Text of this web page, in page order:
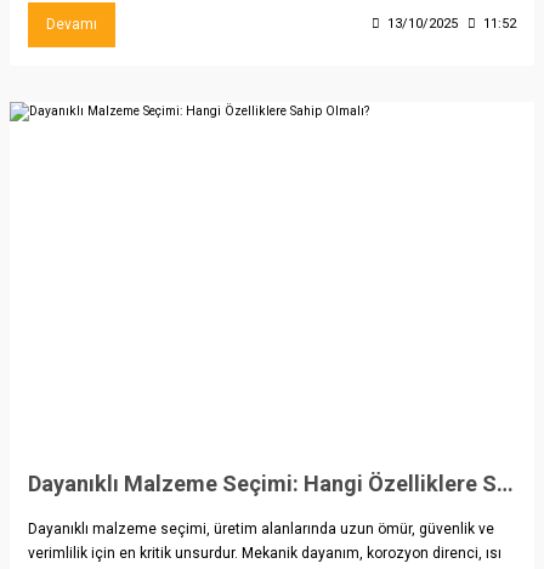
Devamı 13/10/2025 11:52
Dayanıklı Malzeme Seçimi: Hangi Özelliklere Sahip Olmalı?
Dayanıklı malzeme seçimi, üretim alanlarında uzun ömür, güvenlik ve
verimlilik için en kritik unsurdur. Mekanik dayanım, korozyon direnci, ısı